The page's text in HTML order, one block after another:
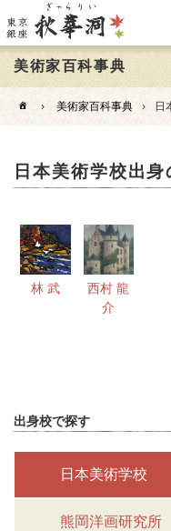
美術家百科事典
› 美術家百科事典 › 日
日本美術学校出
林 武
西村 龍
介
出身校で探す
日本美術学校
熊岡洋画研究所